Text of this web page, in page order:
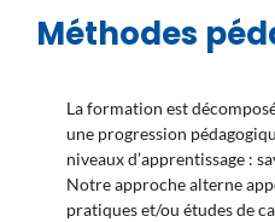
Méthodes
La formation est
une progression
niveaux d’apprentissage :
Notre approche alterne
pratiques et/ou études de